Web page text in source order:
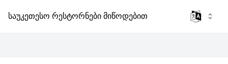
საუკეთესო რესტორნები მიწოდებით